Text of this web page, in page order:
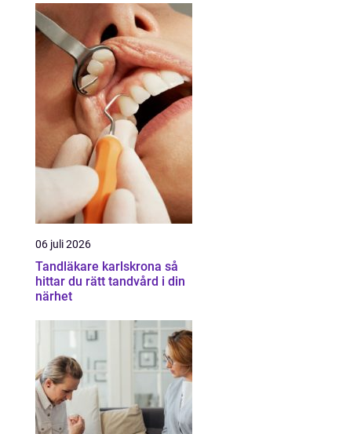
06 juli 2026
Tandläkare karlskrona så
hittar du rätt tandvård i din
närhet